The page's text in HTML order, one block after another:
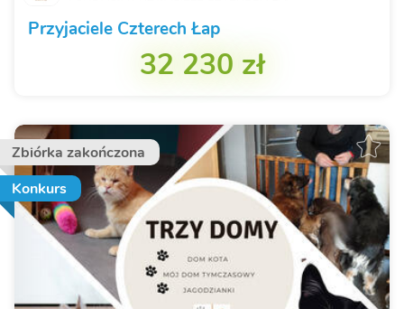
Przyjaciele Czterech Łap
32 230 zł
Zbiórka zakończona
Konkurs